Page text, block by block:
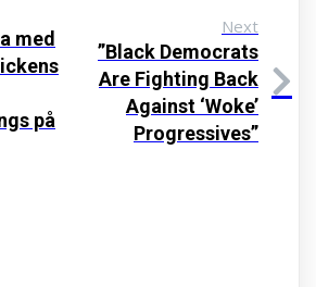
med
på
Next
”Black Democrats
Are Fighting Back
Against ‘Woke’
Progressives”